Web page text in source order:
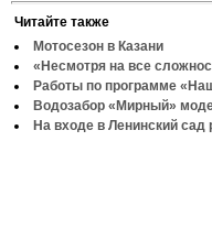
Читайте также
Мотосезон в Казани
«Несмотря на все
Работы по программе
Водозабор «Мирный»
На входе в Ленинский сад